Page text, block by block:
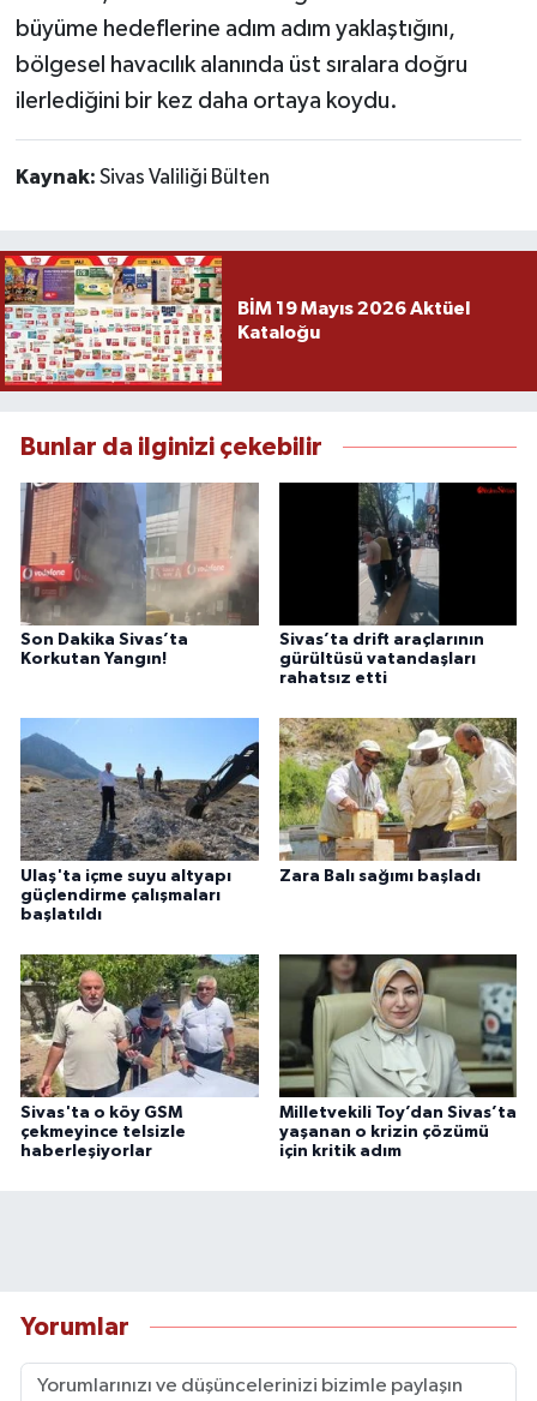
büyüme hedeflerine adım adım yaklaştığını,
bölgesel havacılık alanında üst sıralara doğru
ilerlediğini bir kez daha ortaya koydu.
Kaynak: Sivas Valiliği Bülten
BİM 19 Mayıs 2026 Aktüel
Kataloğu
Bunlar da ilginizi çekebilir
Son Dakika Sivas’ta
Korkutan Yangın!
Sivas’ta drift araçlarının
gürültüsü vatandaşları
rahatsız etti
Ulaş'ta içme suyu altyapı
güçlendirme çalışmaları
başlatıldı
Zara Balı sağımı başladı
Sivas'ta o köy GSM
çekmeyince telsizle
haberleşiyorlar
Milletvekili Toy’dan Sivas’ta
yaşanan o krizin çözümü
için kritik adım
Yorumlar